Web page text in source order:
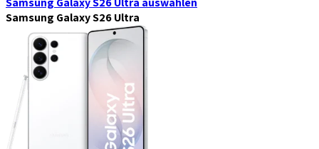
Samsung Galaxy S26 Ultra